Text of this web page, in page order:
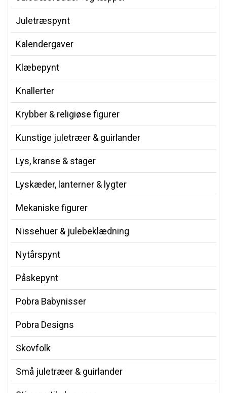
Juletræspynt
Kalendergaver
Klæbepynt
Knallerter
Krybber & religiøse figurer
Kunstige juletræer & guirlander
Lys, kranse & stager
Lyskæder, lanterner & lygter
Mekaniske figurer
Nissehuer & julebeklædning
Nytårspynt
Påskepynt
Pobra Babynisser
Pobra Designs
Skovfolk
Små juletræer & guirlander